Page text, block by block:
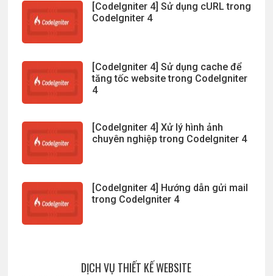
[CodeIgniter 4] Sử dụng cURL trong
CodeIgniter 4
[CodeIgniter 4] Sử dụng cache để
tăng tốc website trong CodeIgniter
4
[CodeIgniter 4] Xử lý hình ảnh
chuyên nghiệp trong CodeIgniter 4
[CodeIgniter 4] Hướng dẫn gửi mail
trong CodeIgniter 4
DỊCH VỤ THIẾT KẾ WEBSITE